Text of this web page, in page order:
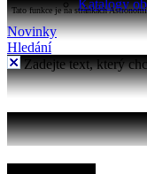
Katalogy
Tato funkce je na stránkách
Novinky
Hledání
Zadejte text, který